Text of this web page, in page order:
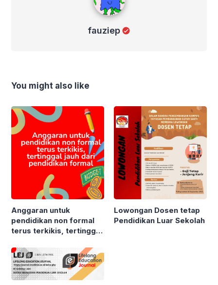
fauziep
You might also like
Anggaran untuk
pendidikan non formal
terus terkikis, tertinggal
formal
Lowongan Dosen tetap
Pendidikan Luar Sekolah